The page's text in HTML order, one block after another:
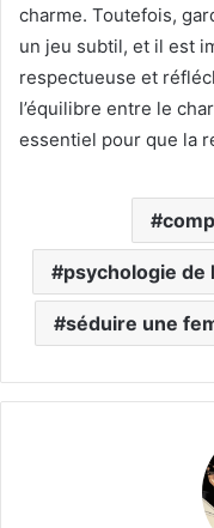
charme. Toutefois,
un jeu subtil, et il est
respectueuse et
l’équilibre entre le
essentiel pour que la
psychologie de
séduire une